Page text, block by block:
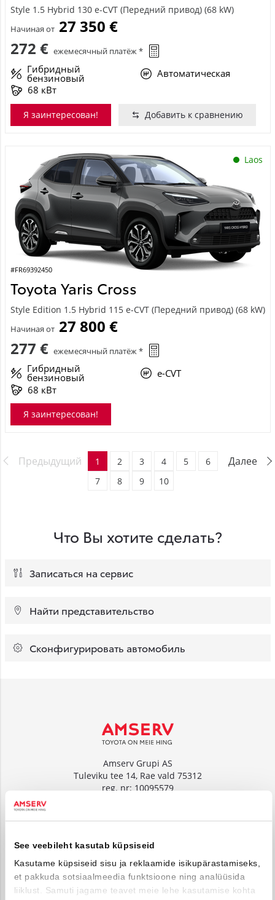
See veebileht kasutab küpsiseid
Kasutame küpsiseid sisu ja reklaamide isikupärastamiseks,
et pakkuda sotsiaalmeedia funktsioone ning analüüsida
liiklust. Samuti jagame teavet meie lehe kasutamise kohta
Style 1.5 Hybrid 130 e-CVT (Передний привод) (68 kW)
Начиная от 27 350 €
272 € ежемесячный платёж *
Гибридный
бензиновый
Автоматическая
68 кВт
Я заинтересован! Добавить к сравнению
Laos
#FR69392450
Toyota Yaris Cross
Style Edition 1.5 Hybrid 115 e-CVT (Передний привод) (68 kW)
Начиная от 27 800 €
277 € ежемесячный платёж *
Гибридный
бензиновый
e-CVT
68 кВт
Я заинтересован!
Предыдущий Далее
1 2 3 4 5
6
7
8 9 10
Что Вы хотите сделать?
Записаться на сервис
Найти представительство
Сконфигурировать автомобиль
Amserv Grupi AS
Tuleviku tee 14, Rae vald 75312
reg. nr: 10095579
Tuleviku tee 14, Rae vald 75312
reg. nr: 10000018
www.amservauto.ee